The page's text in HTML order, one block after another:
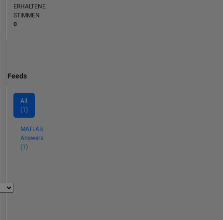
ERHALTENE
STIMMEN
0
Feeds
All
(1)
MATLAB
Answers
(1)